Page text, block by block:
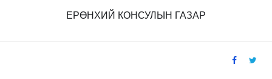
ЕРӨНХИЙ КОНСУЛЫН ГАЗАР